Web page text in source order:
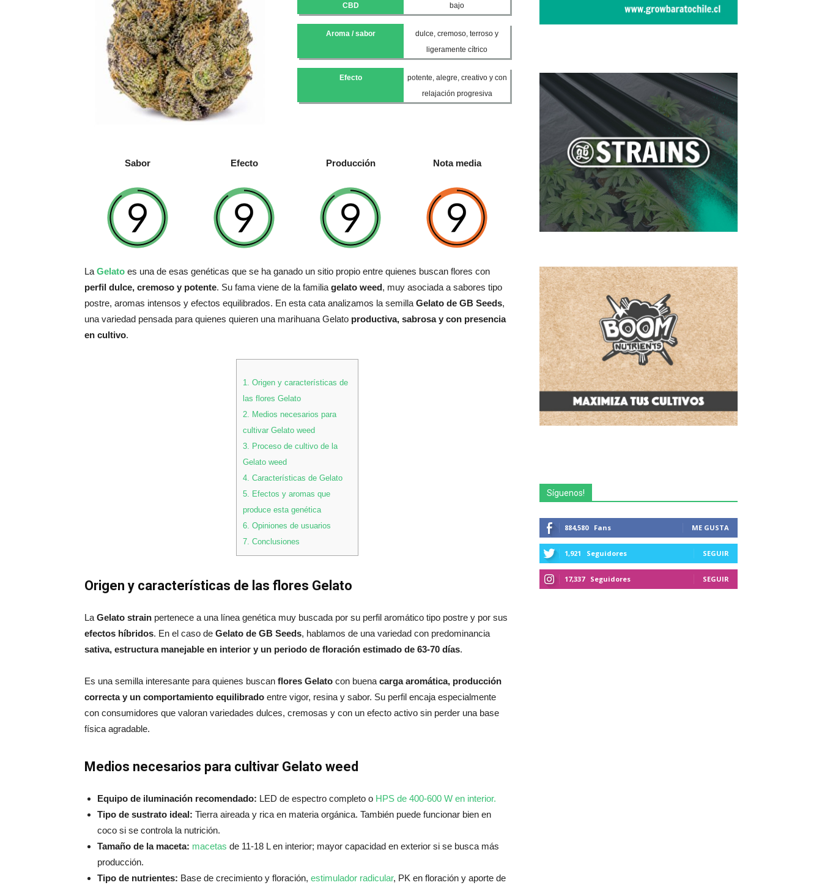
CBD bajo
Aroma / sabor
dulce, cremoso, terroso y
ligeramente cítrico
Efecto
potente, alegre, creativo y con
relajación progresiva
Sabor Efecto Producción Nota media
La Gelato es una de esas genéticas que se ha ganado un sitio propio entre quienes buscan flores con
perfil dulce, cremoso y potente. Su fama viene de la familia gelato weed, muy asociada a sabores tipo
postre, aromas intensos y efectos equilibrados. En esta cata analizamos la semilla Gelato de GB Seeds,
una variedad pensada para quienes quieren una marihuana Gelato productiva, sabrosa y con presencia
en cultivo.
1.
Origen y características de
las flores Gelato
2. Medios necesarios para
cultivar Gelato weed
3. Proceso de cultivo de la
Gelato weed
4. Características de Gelato
5. Efectos y aromas que
produce esta genética
6. Opiniones de usuarios
7. Conclusiones
Origen y características de las flores Gelato
La Gelato strain pertenece a una línea genética muy buscada por su perfil aromático tipo postre y por sus
efectos híbridos. En el caso de Gelato de GB Seeds, hablamos de una variedad con predominancia
sativa, estructura manejable en interior y un periodo de floración estimado de 63-70 días.
Es una semilla interesante para quienes buscan flores Gelato con buena carga aromática, producción
correcta y un comportamiento equilibrado entre vigor, resina y sabor. Su perfil encaja especialmente
con consumidores que valoran variedades dulces, cremosas y con un efecto activo sin perder una base
física agradable.
Medios necesarios para cultivar Gelato weed
Equipo de iluminación recomendado: LED de espectro completo o HPS de 400-600 W en interior.
Tipo de sustrato ideal: Tierra aireada y rica en materia orgánica. También puede funcionar bien en
coco si se controla la nutrición.
Tamaño de la maceta: macetas de 11-18 L en interior; mayor capacidad en exterior si se busca más
producción.
Tipo de nutrientes: Base de crecimiento y floración, estimulador radicular, PK en floración y aporte de
Síguenos!
884,580 Fans ME GUSTA
1,921 Seguidores SEGUIR
17,337 Seguidores SEGUIR